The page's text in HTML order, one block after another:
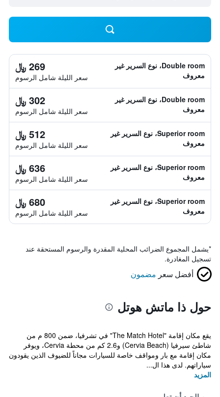
Double room، نوع السرير غير
معروف
269 ﷼
سعر الليلة شامل الرسوم
Double room، نوع السرير غير
معروف
302 ﷼
سعر الليلة شامل الرسوم
Superior room، نوع السرير غير
معروف
512 ﷼
سعر الليلة شامل الرسوم
Superior room، نوع السرير غير
معروف
636 ﷼
سعر الليلة شامل الرسوم
Superior room، نوع السرير غير
معروف
680 ﷼
سعر الليلة شامل الرسوم
*يشمل المجموع الضرائب المحلية المقدرة والرسوم المستحقة عند
تسجيل المغادرة.
أفضل سعر مضمون
حول ذا ماتش هوتل
يقع مكان إقامة "The Match Hotel" في تشرفيا، ضمن 800 م من
شاطئ سيرفيا (Cervia Beach) و2.6 كم من محطة Cervia، ويوفر
مكان إقامة مع بار ومواقف خاصة للسيارات مجاناً للضيوف الذين يقودون
سياراتهم. لدى هذا ال...
المزيد